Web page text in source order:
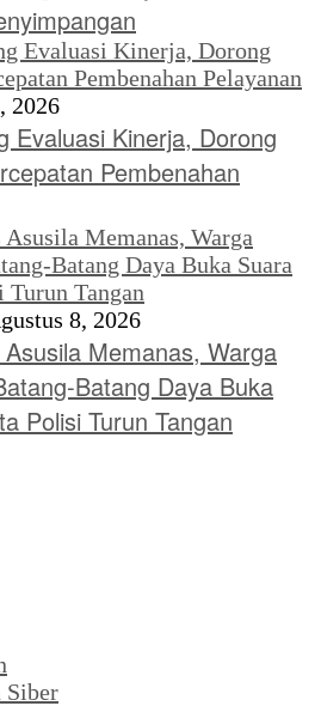
2026
Evaluasi Kinerja, Dorong
Pembenahan
8, 2026
Memanas, Warga
Batang Daya Buka
Polisi Turun Tangan
Siber